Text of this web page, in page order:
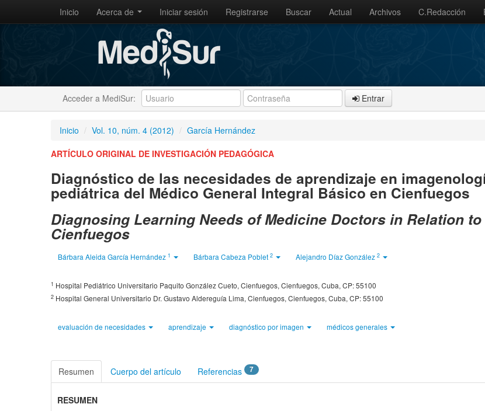
Inicio Acerca de Iniciar sesión Registrarse Buscar Actual Archivos C.Redacción
Acceder a MediSur: Entrar
Inicio / Vol. 10, núm. 4 (2012) / García Hernández
ARTÍCULO ORIGINAL DE INVESTIGACIÓN PEDAGÓGICA
Diagnóstico de las necesidades de aprendizaje en
pediátrica del Médico General Integral Básico en Cienfuegos
Diagnosing Learning Needs of Medicine Doctors in Relation
Cienfuegos
Bárbara Aleida García Hernández 1 Bárbara Cabeza Poblet 2 Alejandro Díaz González 2
1 Hospital Pediátrico Universitario Paquito González Cueto, Cienfuegos, Cienfuegos, Cuba, CP: 55100
2 Hospital General Universitario Dr. Gustavo Aldereguía Lima, Cienfuegos, Cienfuegos, Cuba, CP: 55100
evaluación de necesidades aprendizaje diagnóstico por imagen médicos generales
Resumen Cuerpo del artículo Referencias 7
RESUMEN